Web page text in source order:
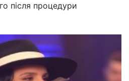
після процедури